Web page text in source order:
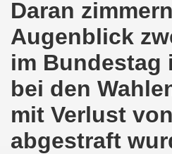
Daran
Augenblick
im Bundestag
bei den
mit Verlust
abgestraft
als einer der Schwerpunkt-
am 29.03.2021
Bewegung am
sendet kämpferische